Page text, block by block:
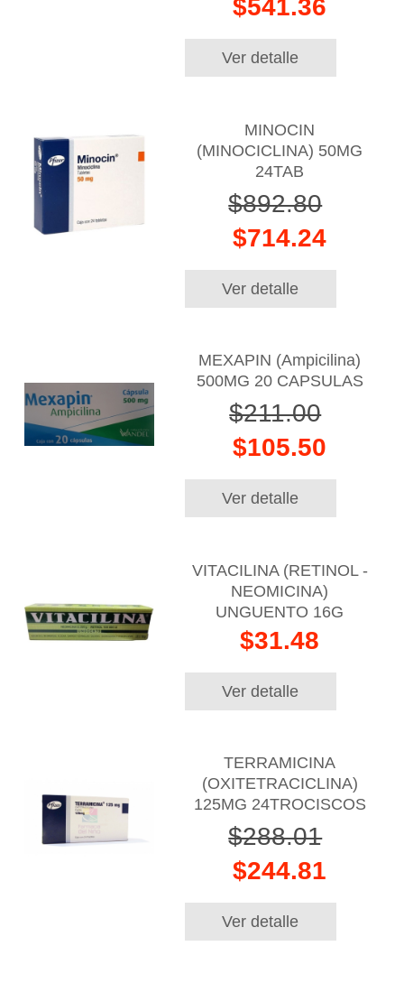
$541.36
Ver detalle
MINOCIN
(MINOCICLINA) 50MG
24TAB
$892.80
$714.24
Ver detalle
MEXAPIN (Ampicilina)
500MG 20 CAPSULAS
$211.00
$105.50
Ver detalle
VITACILINA (RETINOL -
NEOMICINA)
UNGUENTO 16G
$31.48
Ver detalle
TERRAMICINA
(OXITETRACICLINA)
125MG 24TROCISCOS
$288.01
$244.81
Ver detalle